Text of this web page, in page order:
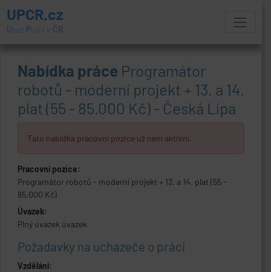
UPCR.cz
U kaž Práci v ČR
Nabídka práce Programátor
robotů - moderní projekt + 13. a 14.
plat (55 - 85.000 Kč) - Česká Lípa
Tato nabídka pracovní pozice už není aktivní.
Pracovní pozice:
Programátor robotů - moderní projekt + 13. a 14. plat (55 -
85.000 Kč)
Úvazek:
Plný úvazek úvazek
Požadavky na uchazeče o práci
Vzdělání: